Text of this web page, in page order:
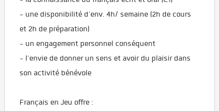
- une disponibilité d’env. 4h/ semaine (2h de cours
et 2h de préparation)
- un engagement personnel conséquent
- l’envie de donner un sens et avoir du plaisir dans
son activité bénévole
Français en Jeu offre :